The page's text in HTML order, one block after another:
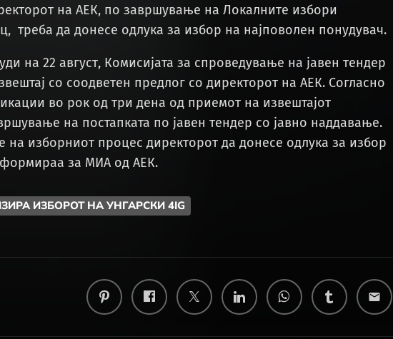
на АЕК, по завршување на Локалните избори
треба да донесе одлука за избор на најповолен понудувач.
на 22 август, Комисијата за спроведување на јавен тендер
со соодветен предлог со директорот на АЕК. Согласно
во рок од три дена од приемот на извештајот
на постапката по јавен тендер со јавно наддавање.
изборниот процес директорот да донесе одлука за избор
за МИА од АЕК.
ИЗБОРОТ НА УНГАРСКИ 4IG
email